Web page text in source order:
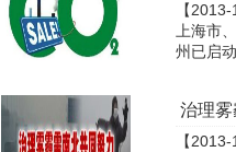
【
上海市
州已启
治理
【